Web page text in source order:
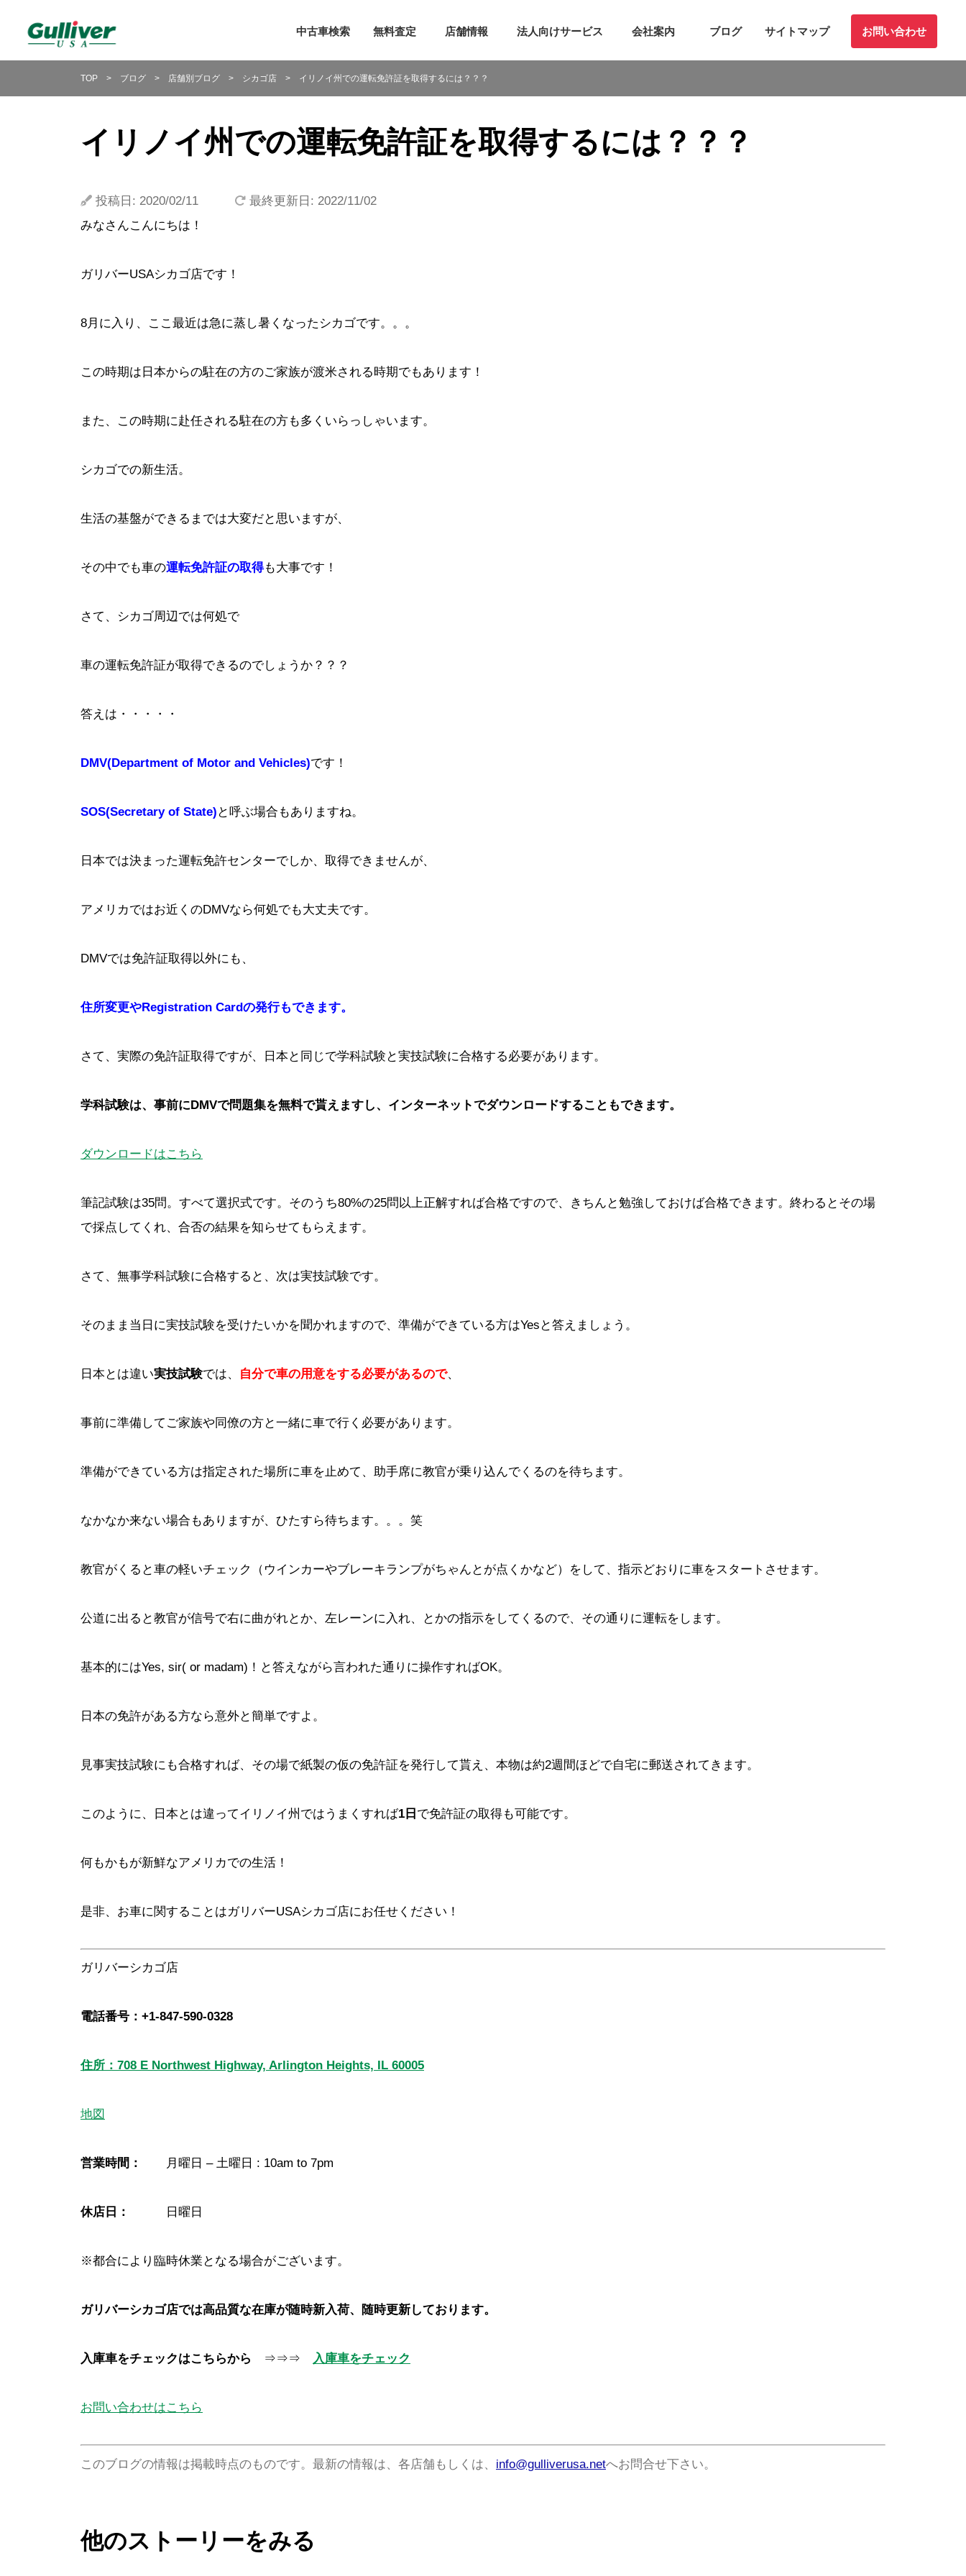
中古車検索
中古車ご提案サービス
ガリバーオンラインサービス
新規赴任者向けローン
新車紹介プログラム
無料査定
売却までの5ステップ
車を売るならガリバー
ガリバー車買取Q&A
店舗情報
アーバイン店
シカゴ店
ミシガン店
法人向けサービス 会社案内 ブログ サイトマップ お問い合わせ
TOP > ブログ > 店舗別ブログ > シカゴ店 > イリノイ州での運転免許証を取得するには？？？
イリノイ州での運転免許証を取得するには？？？
投稿日: 2020/02/11
最終更新日: 2022/11/02
みなさんこんにちは！
ガリバーUSAシカゴ店です！
8月に入り、ここ最近は急に蒸し暑くなったシカゴです。。。
この時期は日本からの駐在の方のご家族が渡米される時期でもあります！
また、この時期に赴任される駐在の方も多くいらっしゃいます。
シカゴでの新生活。
生活の基盤ができるまでは大変だと思いますが、
その中でも車の運転免許証の取得も大事です！
さて、シカゴ周辺では何処で
車の運転免許証が取得できるのでしょうか？？？
答えは・・・・・
DMV(Department of Motor and Vehicles)です！
SOS(Secretary of State) と呼ぶ場合もありますね。
日本では決まった運転免許センターでしか、取得できませんが、
アメリカではお近くのDMVなら何処でも大丈夫です。
DMVでは免許証取得以外にも、
住所変更やRegistration Cardの発行もできます。
さて、実際の免許証取得ですが、日本と同じで学科試験と実技試験に合格する必要があります。
学科試験は、事前にDMVで問題集を無料で貰えますし、インターネットでダウンロードすることもできます。
ダウンロードはこちら
筆記試験は35問。すべて選択式です。そのうち80%の25問以上正解すれば合格ですので、きちんと勉強しておけば合格できます。終わるとその場
で採点してくれ、合否の結果を知らせてもらえます。
さて、無事学科試験に合格すると、次は実技試験です。
そのまま当日に実技試験を受けたいかを聞かれますので、準備ができている方はYesと答えましょう。
日本とは違い実技試験では、 自分で車の用意をする必要があるので、
事前に準備してご家族や同僚の方と一緒に車で行く必要があります。
準備ができている方は指定された場所に車を止めて、助手席に教官が乗り込んでくるのを待ちます。
なかなか来ない場合もありますが、ひたすら待ちます。。。笑
教官がくると車の軽いチェック（ウインカーやブレーキランプがちゃんとが点くかなど）をして、指示どおりに車をスタートさせます。
公道に出ると教官が信号で右に曲がれとか、左レーンに入れ、とかの指示をしてくるので、その通りに運転をします。
基本的にはYes, sir( or madam)！と答えながら言われた通りに操作すればOK。
日本の免許がある方なら意外と簡単ですよ。
見事実技試験にも合格すれば、その場で紙製の仮の免許証を発行して貰え、本物は約2週間ほどで自宅に郵送されてきます。
このように、日本とは違ってイリノイ州ではうまくすれば1日 で免許証の取得も可能です。
何もかもが新鮮なアメリカでの生活！
是非、お車に関することはガリバーUSAシカゴ店にお任せください！
ガリバーシカゴ店
電話番号：+1-847-590-0328
住所：708 E Northwest Highway, Arlington Heights, IL 60005
地図
営業時間： 月曜日 – 土曜日 : 10am to 7pm
休店日： 日曜日
※都合により臨時休業となる場合がございます。
ガリバーシカゴ店では高品質な在庫が随時新入荷、随時更新しております。
入庫車をチェックはこちらから ⇒⇒⇒ 入庫車をチェック
お問い合わせはこちら
このブログの情報は掲載時点のものです。最新の情報は、各店舗もしくは、 info@gulliverusa.netへお問合せ下さい。
他のストーリーをみる